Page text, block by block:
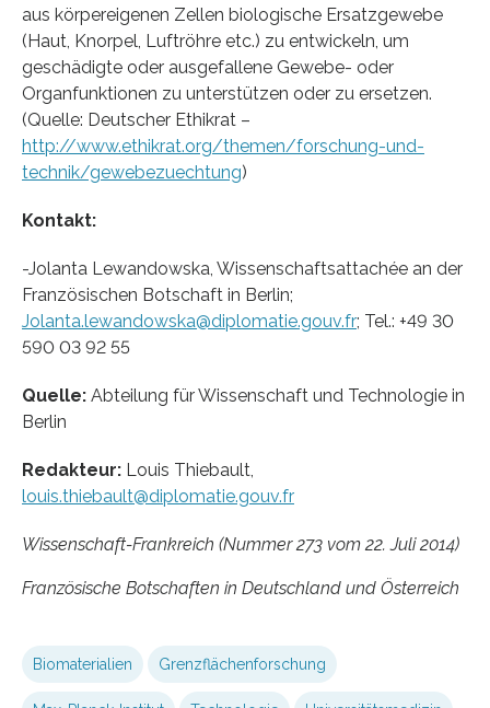
aus körpereigenen Zellen biologische Ersatzgewebe
(Haut, Knorpel, Luftröhre etc.) zu entwickeln, um
geschädigte oder ausgefallene Gewebe- oder
Organfunktionen zu unterstützen oder zu ersetzen.
(Quelle: Deutscher Ethikrat –
http://www.ethikrat.org/themen/forschung-und-
technik/gewebezuechtung)
Kontakt:
-Jolanta Lewandowska, Wissenschaftsattachée an der
Französischen Botschaft in Berlin;
Jolanta.lewandowska@diplomatie.gouv.fr; Tel.: +49 30
590 03 92 55
Quelle: Abteilung für Wissenschaft und Technologie in
Berlin
Redakteur: Louis Thiebault,
louis.thiebault@diplomatie.gouv.fr
Wissenschaft-Frankreich (Nummer 273 vom 22. Juli 2014)
Französische Botschaften in Deutschland und Österreich
Biomaterialien Grenzflächenforschung